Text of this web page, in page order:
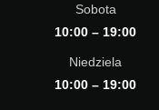
Sobota
10:00 – 19:00
Niedziela
10:00 – 19:00